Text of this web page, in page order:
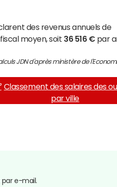
des revenus annuels de
moyen, soit 36 516 € par
JDN d'après ministère de
Classement des salaires des
par ville
par e-mail.